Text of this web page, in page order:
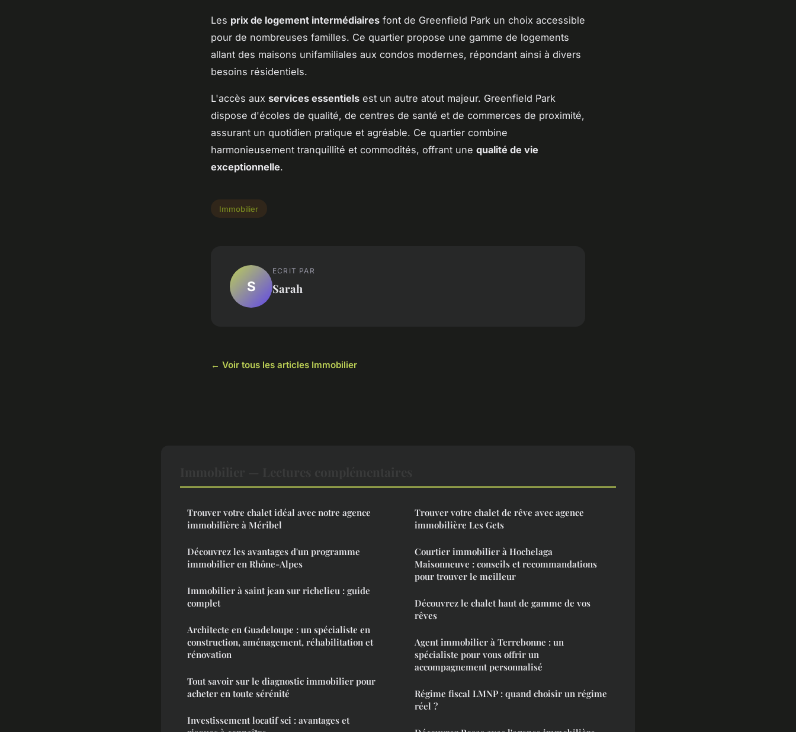
Les prix de logement intermédiaires font de Greenfield Park un choix accessible
pour de nombreuses familles. Ce quartier propose une gamme de logements
allant des maisons unifamiliales aux condos modernes, répondant ainsi à divers
besoins résidentiels.
L'accès aux services essentiels est un autre atout majeur. Greenfield Park
dispose d'écoles de qualité, de centres de santé et de commerces de proximité,
assurant un quotidien pratique et agréable. Ce quartier combine
harmonieusement tranquillité et commodités, offrant une qualité de vie
exceptionnelle.
Immobilier
S
ECRIT PAR
Sarah
← Voir tous les articles Immobilier
Trouver votre chalet idéal avec notre agence
immobilière à Méribel
Découvrez les avantages d'un programme
immobilier en Rhône-Alpes
Immobilier à saint jean sur richelieu : guide
complet
Architecte en Guadeloupe : un spécialiste en
construction, aménagement, réhabilitation et
rénovation
Tout savoir sur le diagnostic immobilier pour
acheter en toute sérénité
Investissement locatif sci : avantages et
Trouver votre chalet de rêve avec agence
immobilière Les Gets
Courtier immobilier à Hochelaga
Maisonneuve : conseils et recommandations
pour trouver le meilleur
Découvrez le chalet haut de gamme de vos
rêves
Agent immobilier à Terrebonne : un
spécialiste pour vous offrir un
accompagnement personnalisé
Régime fiscal LMNP : quand choisir un régime
réel ?